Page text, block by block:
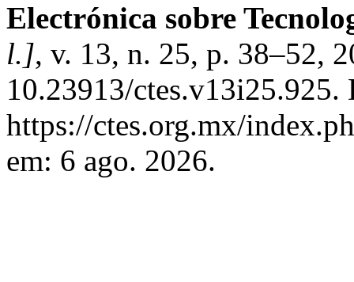
Electrónica sobre
l.], v. 13, n. 25, p. 38–52,
10.23913/
https://ctes.org.mx/
em: 6 ago. 2026.